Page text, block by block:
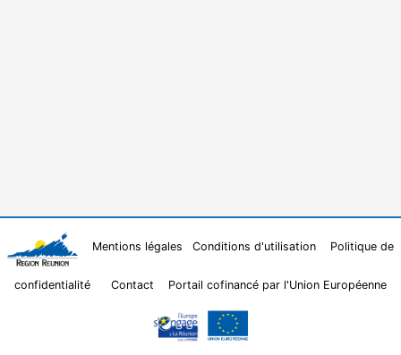
Mentions légales Conditions d'utilisation Politique de
confidentialité Contact Portail cofinancé par l'Union Européenne